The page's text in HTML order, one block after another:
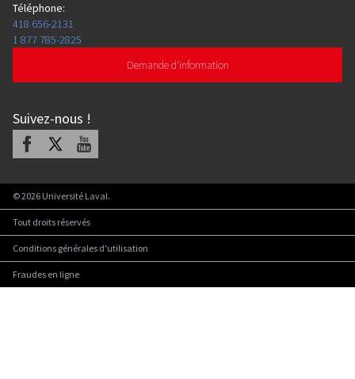
Téléphone:
418 656-2131
1 877 785-2825
Demande d'information
Suivez-nous !
Facebook Youtube
©2026 Université Laval.
Tout droits réservés
Conditions générales d'utilisation
Fraudes en ligne